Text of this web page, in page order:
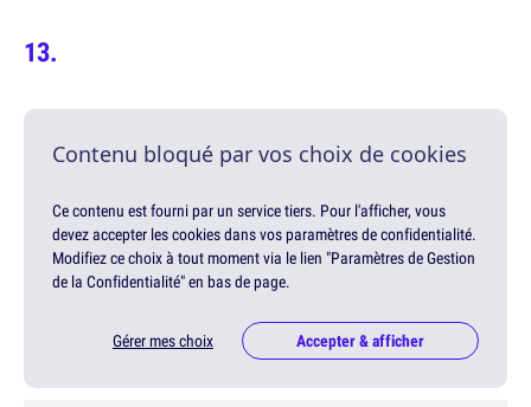
Contenu bloqué par vos choix de cookies
Ce contenu est fourni par un service tiers. Pour l'afficher, vous
devez accepter les cookies dans vos paramètres de confidentialité.
Modifiez ce choix à tout moment via le lien "Paramètres de Gestion
de la Confidentialité" en bas de page.
Gérer mes choix Accepter & afficher